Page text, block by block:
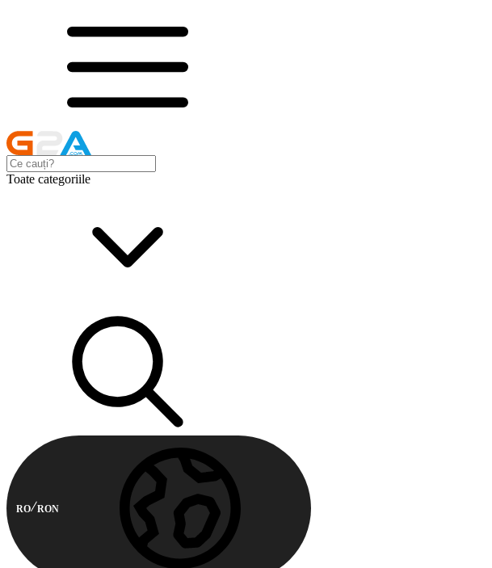
Toate categoriile
RO RON